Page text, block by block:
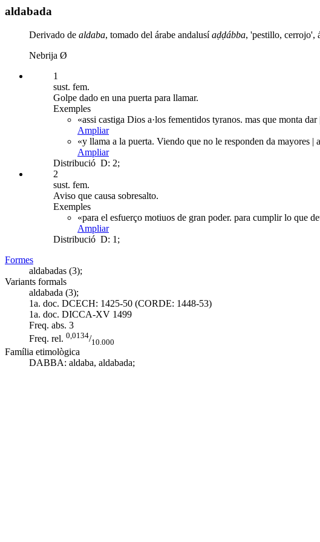
aldabada
Derivado de aldaba, tomado del árabe andalusíaḍḍábba, 'pestillo, cerrojo',
Nebrija Ø
1
sust. fem.
Golpe dado en una puerta para llamar.
Exemples
«assi castiga Dios a·los fementidos tyranos. mas que monta
Ampliar
«y llama a la puerta. Viendo que no le responden da mayores
Ampliar
Distribució D: 2;
2
sust. fem.
Aviso que causa sobresalto.
Exemples
«para el esfuerço motiuos de gran poder. para cumplir lo que
Ampliar
Distribució D: 1;
Formes
aldabadas (3);
Variants formals
aldabada (3);
1a. doc. DCECH: 1425-50 (CORDE: 1448-53)
1a. doc. DICCA-XV 1499
Freq. abs. 3
Freq. rel. 0,0134/10.000
Família etimològica
DABBA: aldaba, aldabada;